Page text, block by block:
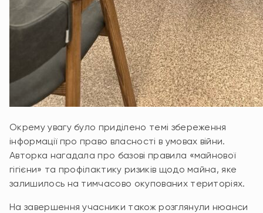
Окрему увагу було приділено темі збереження
інформації про право власності в умовах війни.
Авторка нагадала про базові правила «майнової
гігієни» та профілактику ризиків щодо майна, яке
залишилось на тимчасово окупованих територіях.
На завершення учасники також розглянули нюанси